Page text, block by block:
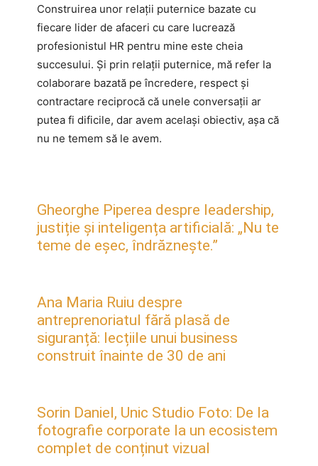
Construirea unor relații puternice bazate cu
fiecare lider de afaceri cu care lucrează
profesionistul HR pentru mine este cheia
succesului. Și prin relații puternice, mă refer la
colaborare bazată pe încredere, respect și
contractare reciprocă că unele conversații ar
putea fi dificile, dar avem același obiectiv, așa că
nu ne temem să le avem.
Gheorghe Piperea despre leadership,
justiție și inteligența artificială: „Nu te
teme de eșec, îndrăznește.”
Ana Maria Ruiu despre
antreprenoriatul fără plasă de
siguranță: lecțiile unui business
construit înainte de 30 de ani
Sorin Daniel, Unic Studio Foto: De la
fotografie corporate la un ecosistem
complet de conținut vizual